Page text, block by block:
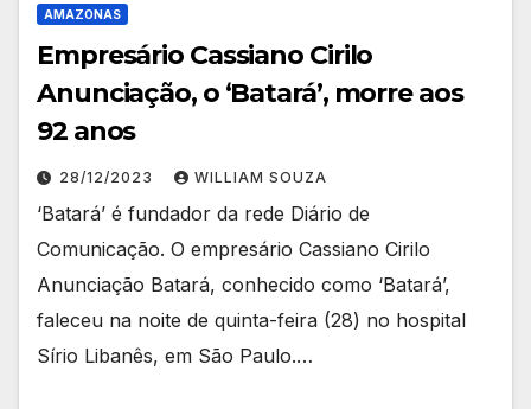
AMAZONAS
Empresário Cassiano Cirilo
Anunciação, o ‘Batará’, morre aos
92 anos
28/12/2023 WILLIAM SOUZA
‘Batará’ é fundador da rede Diário de
Comunicação. O empresário Cassiano Cirilo
Anunciação Batará, conhecido como ‘Batará’,
faleceu na noite de quinta-feira (28) no hospital
Sírio Libanês, em São Paulo.…